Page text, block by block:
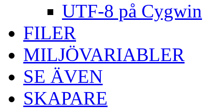
UTF-8 på Cygwin
FILER
MILJÖVARIABLER
SE ÄVEN
SKAPARE